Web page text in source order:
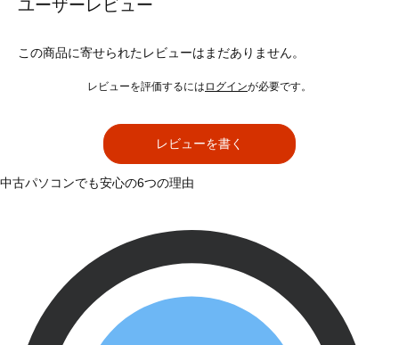
ユーザーレビュー
この商品に寄せられたレビューはまだありません。
レビューを評価するには ログインが必要です。
レビューを書く
中古パソコンでも安心の6つの理由